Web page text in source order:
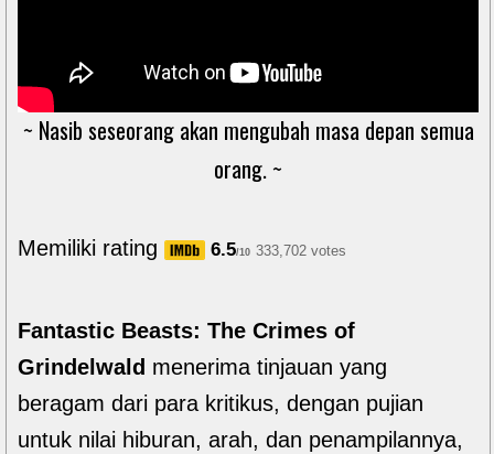
~ Nasib seseorang akan mengubah masa depan semua
orang. ~
Memiliki rating 6.5/10 333,702 votes
Fantastic Beasts: The Crimes of
Grindelwald menerima tinjauan yang
beragam dari para kritikus, dengan pujian
untuk nilai hiburan, arah, dan penampilannya,